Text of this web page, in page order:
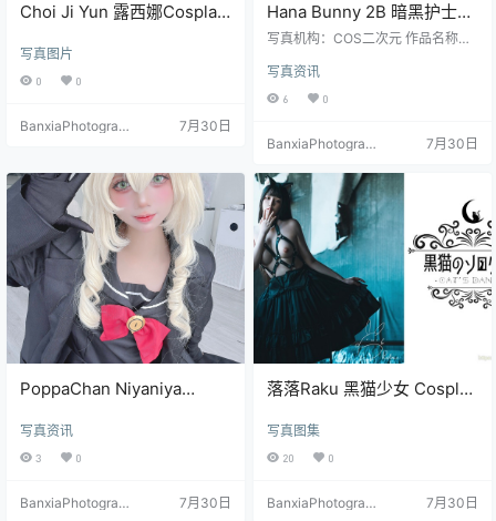
Choi Ji Yun 露西娜Cosplay
[22P／165MB]
写真图片
0 0
BanxiaPhotograp
7月30日
Hana Bunny 2B 暗黑护士
Cosplay写真｜NieR
高清图集[8P-76.4M]
写真机构：COS二次元 作品名称：
Bunny 图片数量：8张 资源大小：7
6.4MB
写真资讯
6 0
BanxiaPhotograp
7月30日
PoppaChan Niyaniya
59MB
写真资讯
3 0
BanxiaPhotograp
7月30日
落落Raku 黑猫少女 Cosplay
写真图集
20 0
BanxiaPhotograp
7月30日